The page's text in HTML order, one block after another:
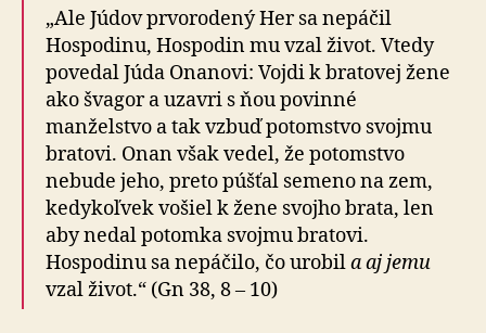
„Ale Júdov prvorodený Her sa nepáčil
Hospodinu, Hospodin mu vzal život. Vtedy
povedal Júda Onanovi: Vojdi k bratovej žene
ako švagor a uzavri s ňou povinné
manželstvo a tak vzbuď potomstvo svojmu
bratovi. Onan však vedel, že potomstvo
nebude jeho, preto púšťal semeno na zem,
kedykoľvek vošiel k žene svojho brata, len
aby nedal potomka svojmu bratovi.
Hospodinu sa nepáčilo, čo urobila aj jemu
vzal život.“ (Gn 38, 8 – 10)